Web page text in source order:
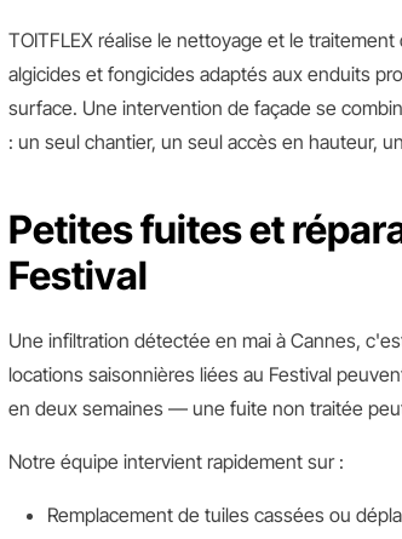
TOITFLEX réalise le nettoyage et le
algicides et fongicides adaptés aux enduits
surface. Une intervention de façade se
: un seul chantier, un seul accès en hauteur,
Petites fuites et
Festival
Une infiltration détectée en mai à Cannes,
locations saisonnières liées au Festival
en deux semaines — une fuite non traitée
Notre équipe intervient rapidement sur :
Remplacement de tuiles cassées ou